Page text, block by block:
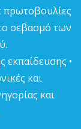
πρωτοβουλίες
σεβασµό των
εκπαίδευσης •
και
και